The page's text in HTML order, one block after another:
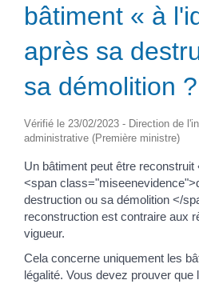
bâtiment « à
après sa
sa démolition ?
Vérifié le 23/02/2023 - Direction de
administrative (Première ministre)
Un bâtiment peut être reconstruit
<span
destruction ou sa démolition </
reconstruction est contraire aux
vigueur.
Cela concerne uniquement les
légalité. Vous devez prouver que